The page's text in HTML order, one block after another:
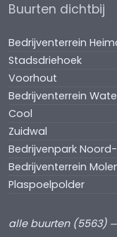
Buurten dichtbij
Bedrijventerrein
Stadsdriehoek
Voorhout
Bedrijventerrein
Cool
Zuidwal
Bedrijvenpark
Bedrijventerrein
Plaspoelpolder
alle buurten (5563)